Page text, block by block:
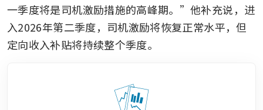
一季度将是司机激励措施的高峰期。”他补充说，进
入2026年第二季度，司机激励将恢复正常水平，但
定向收入补贴将持续整个季度。